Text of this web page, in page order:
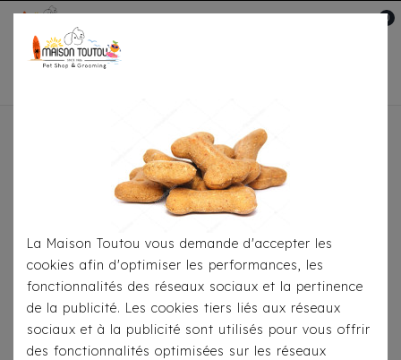
0
Accueil
Pour
Accessoires
Bandana Milk&Pepper -
Cathy Liberty Kaki/Rose
La Maison Toutou vous demande d'accepter les
cookies afin d'optimiser les performances, les
fonctionnalités des réseaux sociaux et la pertinence
de la publicité. Les cookies tiers liés aux réseaux
sociaux et à la publicité sont utilisés pour vous offrir
des fonctionnalités optimisées sur les réseaux